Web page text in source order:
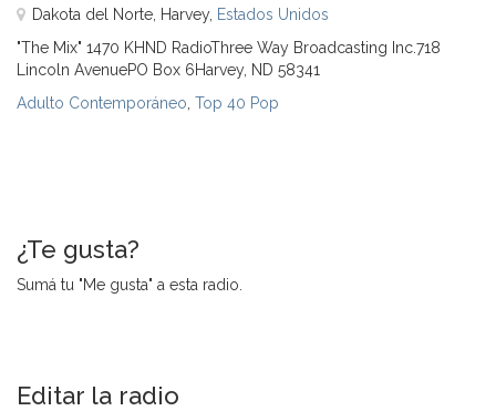
Dakota del Norte, Harvey, Estados Unidos
"The Mix" 1470 KHND RadioThree Way Broadcasting Inc.718
Lincoln AvenuePO Box 6Harvey, ND 58341
Adulto Contemporáneo Top 40 Pop
¿Te gusta?
Sumá tu "Me gusta" a esta radio.
Editar la radio